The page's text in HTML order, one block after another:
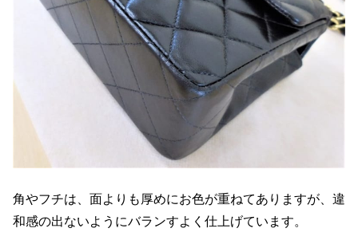
角やフチは、面よりも厚めにお色が重ねてありますが、違
和感の出ないようにバランすよく仕上げています。